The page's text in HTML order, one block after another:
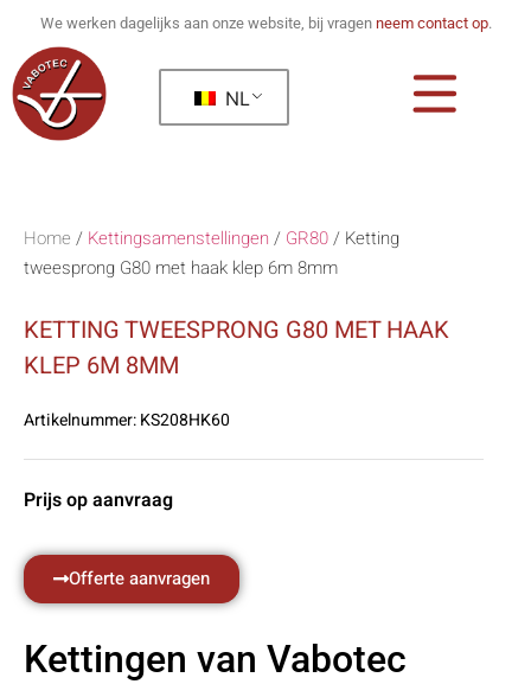
We werken dagelijks aan onze website, bij vragen neem contact op.
NL
Home / Kettingsamenstellingen / GR80/ Ketting
tweesprong G80 met haak klep 6m 8mm
KETTING TWEESPRONG G80 MET HAAK
KLEP 6M 8MM
Artikelnummer:KS208HK60
Prijs op aanvraag
Offerte aanvragen
Kettingen van Vabotec